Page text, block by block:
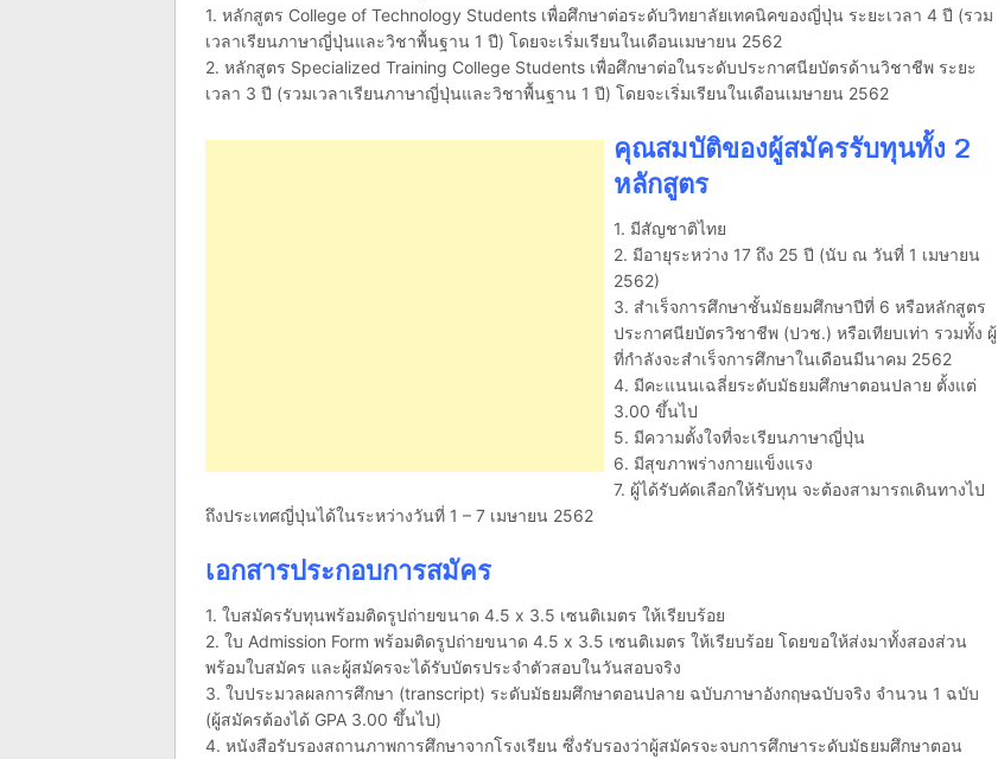
1. หลักสูตร College of Technology Students เพื่อศึกษาต่อระดับวิทยาลัยเทคนิคของญี่ปุ่น ระยะเวลา 4 ปี (รวม
เวลาเรียนภาษาญี่ปุ่นและวิชาพื้นฐาน 1 ปี) โดยจะเริ่มเรียนในเดือนเมษายน 2562
2. หลักสูตร Specialized Training College Students เพื่อศึกษาต่อในระดับประกาศนียบัตรด้านวิชาชีพ ระยะ
เวลา 3 ปี (รวมเวลาเรียนภาษาญี่ปุ่นและวิชาพื้นฐาน 1 ปี) โดยจะเริ่มเรียนในเดือนเมษายน 2562
คุณสมบัติของผู้สมัครรับทุนทั้ง 2
หลักสูตร
1. มีสัญชาติไทย
2. มีอายุระหว่าง 17 ถึง 25 ปี (นับ ณ วันที่ 1 เมษายน
2562)
3. สำเร็จการศึกษาชั้นมัธยมศึกษาปีที่ 6 หรือหลักสูตร
ประกาศนียบัตรวิชาชีพ (ปวช.) หรือเทียบเท่า รวมทั้ง ผู้
ที่กำลังจะสำเร็จการศึกษาในเดือนมีนาคม 2562
4. มีคะแนนเฉลี่ยระดับมัธยมศึกษาตอนปลาย ตั้งแต่
3.00 ขึ้นไป
5. มีความตั้งใจที่จะเรียนภาษาญี่ปุ่น
6. มีสุขภาพร่างกายแข็งแรง
7. ผู้ได้รับคัดเลือกให้รับทุน จะต้องสามารถเดินทางไป
ถึงประเทศญี่ปุ่นได้ในระหว่างวันที่ 1 – 7 เมษายน 2562
เอกสารประกอบการสมัคร
1. ใบสมัครรับทุนพร้อมติดรูปถ่ายขนาด 4.5 x 3.5 เซนติเมตร ให้เรียบร้อย
2. ใบ Admission Form พร้อมติดรูปถ่ายขนาด 4.5 x 3.5 เซนติเมตร ให้เรียบร้อย โดยขอให้ส่งมาทั้งสองส่วน
พร้อมใบสมัคร และผู้สมัครจะได้รับบัตรประจำตัวสอบในวันสอบจริง
3. ใบประมวลผลการศึกษา (transcript) ระดับมัธยมศึกษาตอนปลาย ฉบับภาษาอังกฤษฉบับจริง จำนวน 1 ฉบับ
(ผู้สมัครต้องได้ GPA 3.00 ขึ้นไป)
4. หนังสือรับรองสถานภาพการศึกษาจากโรงเรียน ซึ่งรับรองว่าผู้สมัครจะจบการศึกษาระดับมัธยมศึกษาตอน